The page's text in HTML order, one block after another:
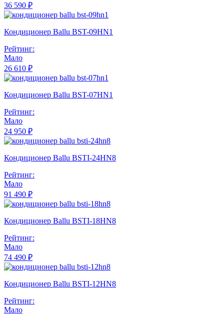
36 590 ₽
Кондиционер Ballu BST-09HN1
Рейтинг:
Мало
26 610 ₽
Кондиционер Ballu BST-07HN1
Рейтинг:
Мало
24 950 ₽
Кондиционер Ballu BSTI-24HN8
Рейтинг:
Мало
91 490 ₽
Кондиционер Ballu BSTI-18HN8
Рейтинг:
Мало
74 490 ₽
Кондиционер Ballu BSTI-12HN8
Рейтинг:
Мало